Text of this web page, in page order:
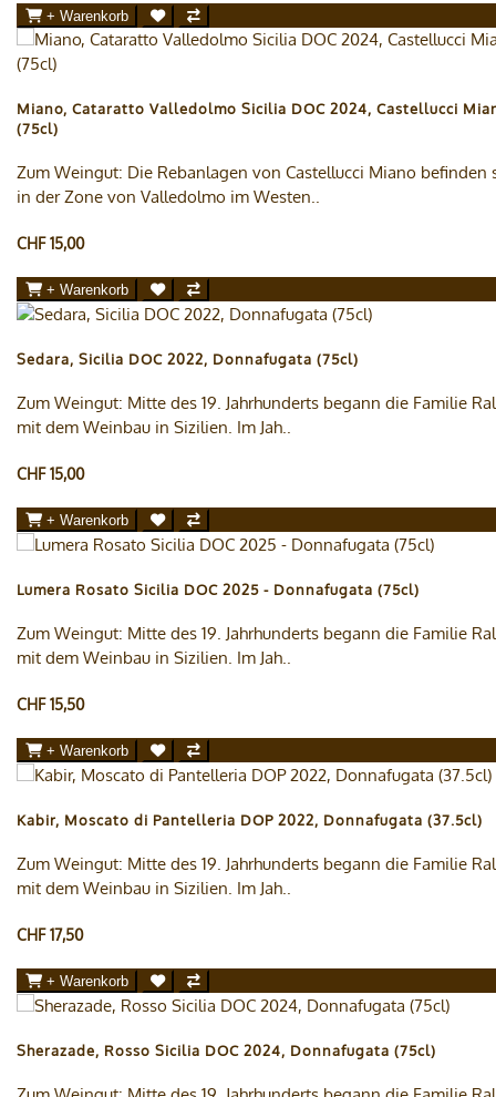
+ Warenkorb
Miano, Cataratto Valledolmo Sicilia DOC 2024, Castellucci
(75cl)
Zum Weingut: Die Rebanlagen von Castellucci Miano befinden
in der Zone von Valledolmo im Westen..
CHF 15,00
+ Warenkorb
Sedara, Sicilia DOC 2022, Donnafugata (75cl)
Zum Weingut: Mitte des 19. Jahrhunderts begann die Familie
mit dem Weinbau in Sizilien. Im Jah..
CHF 15,00
+ Warenkorb
Lumera Rosato Sicilia DOC 2025 - Donnafugata (75cl)
Zum Weingut: Mitte des 19. Jahrhunderts begann die Familie
mit dem Weinbau in Sizilien. Im Jah..
CHF 15,50
+ Warenkorb
Kabir, Moscato di Pantelleria DOP 2022, Donnafugata (37.5cl)
Zum Weingut: Mitte des 19. Jahrhunderts begann die Familie
mit dem Weinbau in Sizilien. Im Jah..
CHF 17,50
+ Warenkorb
Sherazade, Rosso Sicilia DOC 2024, Donnafugata (75cl)